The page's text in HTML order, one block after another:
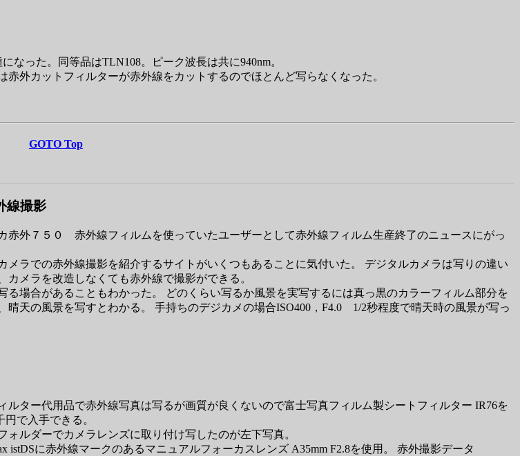
なった。同等品はTLN108。ピーク波長は共に940nm。
赤外カットフィルターが赤外線をカットするのでほとんど写らなくなった。
GOTO Top
線撮影
赤外７５０ 赤外線フィルムを使っていたユーザーとして赤外線フィルム生産終了のニュースにがっ
メラでの赤外線撮影を紹介するサイトがいくつもあることに気付いた。 デジタルカメラは写りの違い
カメラを改造しなくても赤外線で撮影ができる。
る場合があることもわかった。 どのくらい写るか風景を実写するには真っ黒のカラーフィルム部分を
晴天の風景を写すとわかる。 手持ちのデジカメの場合ISO400，F4.0 1/2秒程度で晴天時の風景が写っ
ルター代用品で赤外線写真は写るが画質が良くないので富士写真フィルム製シートフィルター IR76を
で入手できる。
ォルダーでカメラレンズに取り付け写したのが左下写真。
istDSに赤外線マークのあるマニュアルフォーカスレンズ A35mm F2.8を使用。 赤外撮影データ